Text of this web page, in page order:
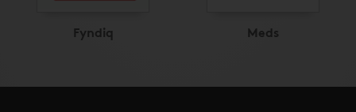
Fyndiq Meds